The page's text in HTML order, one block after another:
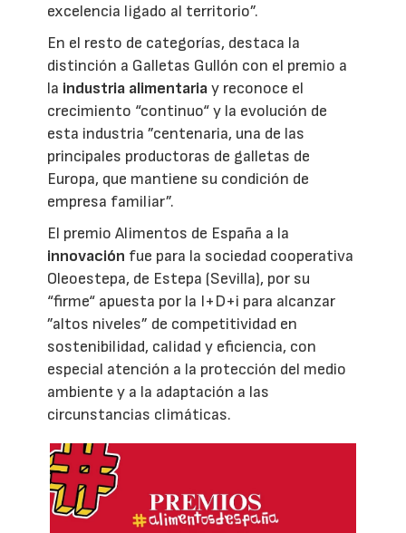
excelencia ligado al territorio”.
En el resto de categorías, destaca la
distinción a Galletas Gullón con el premio a
la industria alimentariay reconoce el
crecimiento “continuo“ y la evolución de
esta industria ”centenaria, una de las
principales productoras de galletas de
Europa, que mantiene su condición de
empresa familiar”.
El premio Alimentos de España a la
innovación fue para la sociedad cooperativa
Oleoestepa, de Estepa (Sevilla), por su
“firme“ apuesta por la I+D+i para alcanzar
”altos niveles” de competitividad en
sostenibilidad, calidad y eficiencia, con
especial atención a la protección del medio
ambiente y a la adaptación a las
circunstancias climáticas.